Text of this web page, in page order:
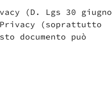
(D. Lgs 30 giugno
(soprattutto
documento può